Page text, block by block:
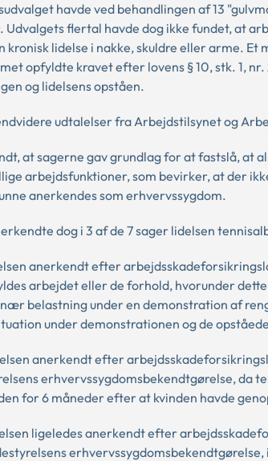
havde ved behandlingen af 13
Udvalgets flertal havde dog ikke fundet, at
kronisk lidelse i nakke, skuldre eller arme.
opfyldte kravet efter lovens § 10, stk. 1,
og lidelsens opståen.
udtalelser fra Arbejdstilsynet og
at sagerne gav grundlag for at fastslå, at
arbejdsfunktioner, som bevirker, at der
anerkendes som erhvervssygdom.
dog i 3 af de 7 sager lidelsen
anerkendt efter
arbejdet eller de forhold, hvorunder
belastning under en demonstration af
under demonstrationen og de
anerkendt efter
erhvervssygdomsbekendtgørelse, da
for 6 måneder efter at kvinden havde
ligeledes anerkendt efter